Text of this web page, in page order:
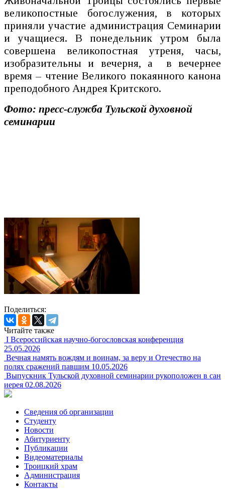
великопостные богослужения, в которых
приняли участие администрация Семинарии
и учащиеся. В понедельник утром была
совершена великопостная утреня, часы,
изобразительны и вечерня, а в вечернее
время – чтение Великого покаянного канона
преподобного Андрея Критского.
Фото: пресс-служба Тульской духовной
семинарии
Поделиться:
Читайте также
I Всероссийская научно-богословская конференция
25.05.2026
Вечная намять вождям и воинам, за веру и Отечество на
полях сражений павшим 10.05.2026
Выпускник Тульской духовной семинарии рукоположен в сан
иерея 02.08.2026
Сведения об организации
Студенту
Новости
Абитуриенту
Публикации
Видеоматериалы
Троицкий храм
Администрация
Контакты